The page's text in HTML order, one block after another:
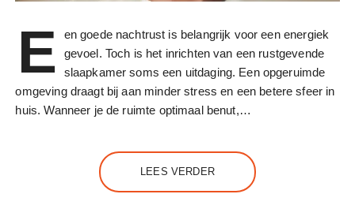
E
en goede nachtrust is belangrijk voor een energiek
gevoel. Toch is het inrichten van een rustgevende
slaapkamer soms een uitdaging. Een opgeruimde
omgeving draagt bij aan minder stress en een betere sfeer in
huis. Wanneer je de ruimte optimaal benut,…
LEES VERDER